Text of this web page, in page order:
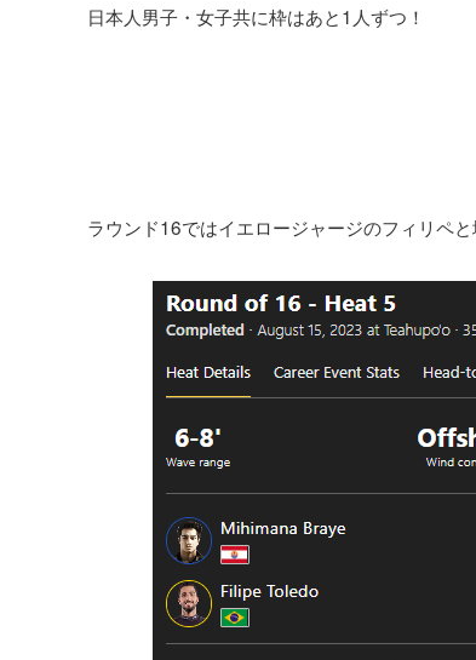
日本人男子・女子共に枠はあと1人ずつ！
ラウンド16ではイエロージャージのフィリペ